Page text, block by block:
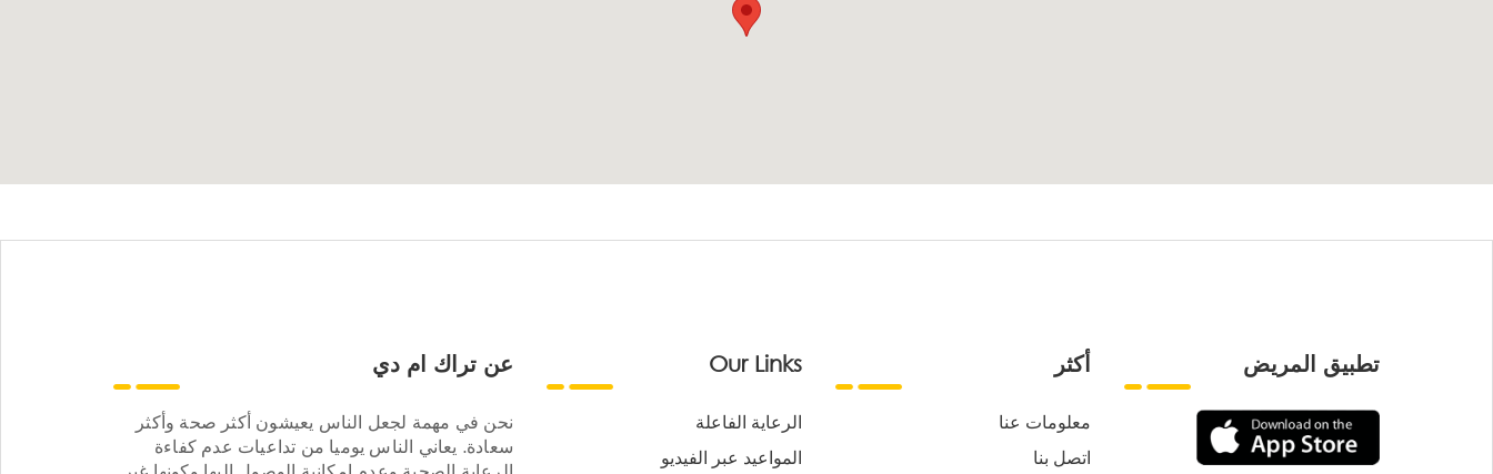
عن تراك ام دي
نحن في مهمة لجعل الناس يعيشون أكثر صحة وأكثر
سعادة. يعاني الناس يوميا من تداعيات عدم كفاءة
Our Links
الرعاية الفاعلة
المواعيد عبر الفيديو
أكثر
معلومات عنا
اتصل بنا
تطبيق المريض